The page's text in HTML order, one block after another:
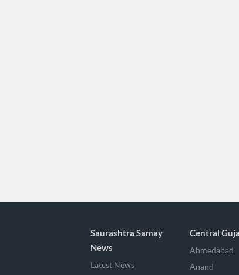
Saurashtra Samay
News
Latest News
Central
Ahmedabad
Anand